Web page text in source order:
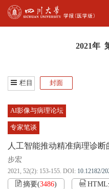
2021年
栏目 封面
AI影像与病理论坛
专家笔谈
人工智能推动精准病理诊断
步宏
2021, 52(2): 153-155. DOI: 10.12182/
摘要(3486) HTML